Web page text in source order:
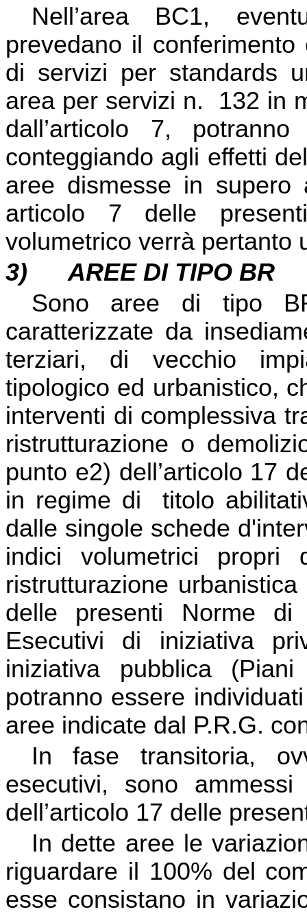
Nell’area BC1,
prevedano il
di servizi per standards
area per servizi n.
132 in
dall’articolo 7,
conteggiando agli effetti
aree dismesse in
articolo 7 delle
volumetrico verrà pertanto
3)
AREE DI TIPO BR
Sono aree di tipo
caratterizzate da
terziari, di vecchio
tipologico ed urbanistico,
interventi di complessiva
ristrutturazione o
punto e2) dell’articolo 17
in regime di
titolo
dalle singole schede
indici volumetrici
ristrutturazione
delle presenti Norme
Esecutivi di iniziativa
iniziativa pubblica
potranno essere
aree indicate dal P.R.G.
In fase transitoria,
esecutivi, sono
dell’articolo 17 delle
In dette aree le
riguardare il 100% del
esse consistano in